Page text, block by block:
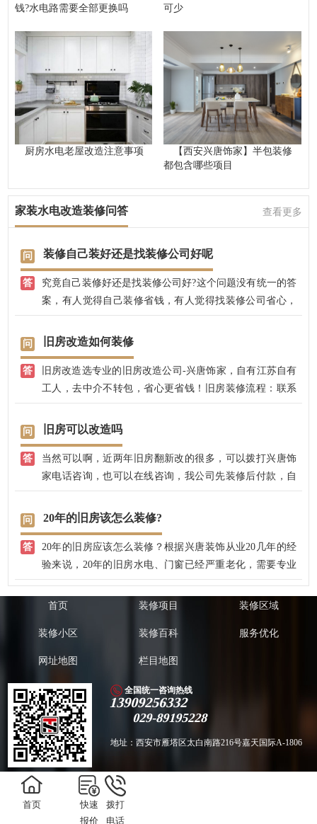
钱?水电路需要全部更换吗
可少
厨房水电老屋改造注意事项
【西安兴唐饰家】半包装修
都包含哪些项目
家装水电改造装修问答 查看更多
装修自己装好还是找装修公司好呢
究竟自己装修好还是找装修公司好?这个问题没有统一的答
案，有人觉得自己装修省钱，有人觉得找装修公司省心，
质量有保障，说法不一，各有道理。
旧房改造如何装修
旧房改造选专业的旧房改造公司-兴唐饰家，自有江苏自有
工人，去中介不转包，省心更省钱！旧房装修流程：联系
兴唐饰家→确定量房时间→见面沟通，设计师了解需求和
想法→出设计方案→确认旧房装修方案→交2000元定金、
签装修合同（注：其他装修公司交款50％以上）→开工，
每项工程完工，验收合格后付款，业主掌握主动权，杜绝
装修报价陷阱。
旧房可以改造吗
当然可以啊，近两年旧房翻新改的很多，可以拨打兴唐饰
家电话咨询，也可以在线咨询，我公司先装修后付款，自
有江苏扬州工人，不转包，质量有保障。
20年的旧房该怎么装修?
20年的旧房应该怎么装修？根据兴唐装饰从业20几年的经
验来说，20年的旧房水电、门窗已经严重老化，需要专业
的人员上门实地查看，根据具体的情况，给出中肯的旧房
装修意见。
首页 装修项目 装修区域
装修小区 装修百科 服务优化
网址地图 栏目地图
全国统一咨询热线
13909256332
029-89195228
地址：西安市雁塔区太白南路216号嘉天国际A-1806
版权所有 Copyright ©️ 2011-2018西安兴唐饰家装饰工程有限公司 备案号：
首页
快速
报价
拨打
电话